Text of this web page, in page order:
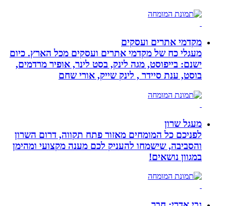
מקדמי אתרים ועסקים
מעגלי כח של מקדמי אתרים ועסקים מכל הארץ. כיום
ישנם: בייפוסט, מגה לינק, בסט לינר, אופיר מרדמים,
בוסט, ענת סיידר , לינק שייק, אורי שחם
מעגל שרון
לפניכם כל המומחים מאזור פתח תקווה, דרום השרון
והסביבה, שישמחו להעניק לכם מענה מקצועי ומהימן
במגוון נושאים!